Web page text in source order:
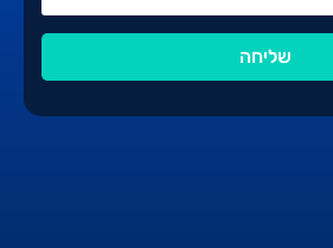
שליחה